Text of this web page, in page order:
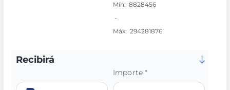
Mín: 8828456
-
Máx: 294281876
Recibirá
Importe *